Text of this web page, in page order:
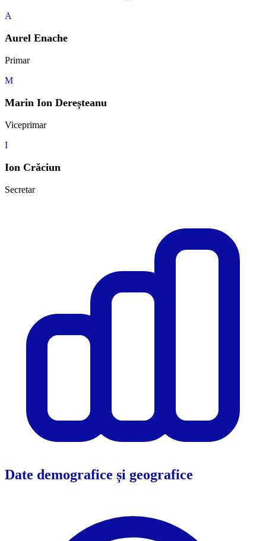
A
Aurel Enache
Primar
M
Marin Ion Dereșteanu
Viceprimar
I
Ion Crăciun
Secretar
Date demografice și geografice